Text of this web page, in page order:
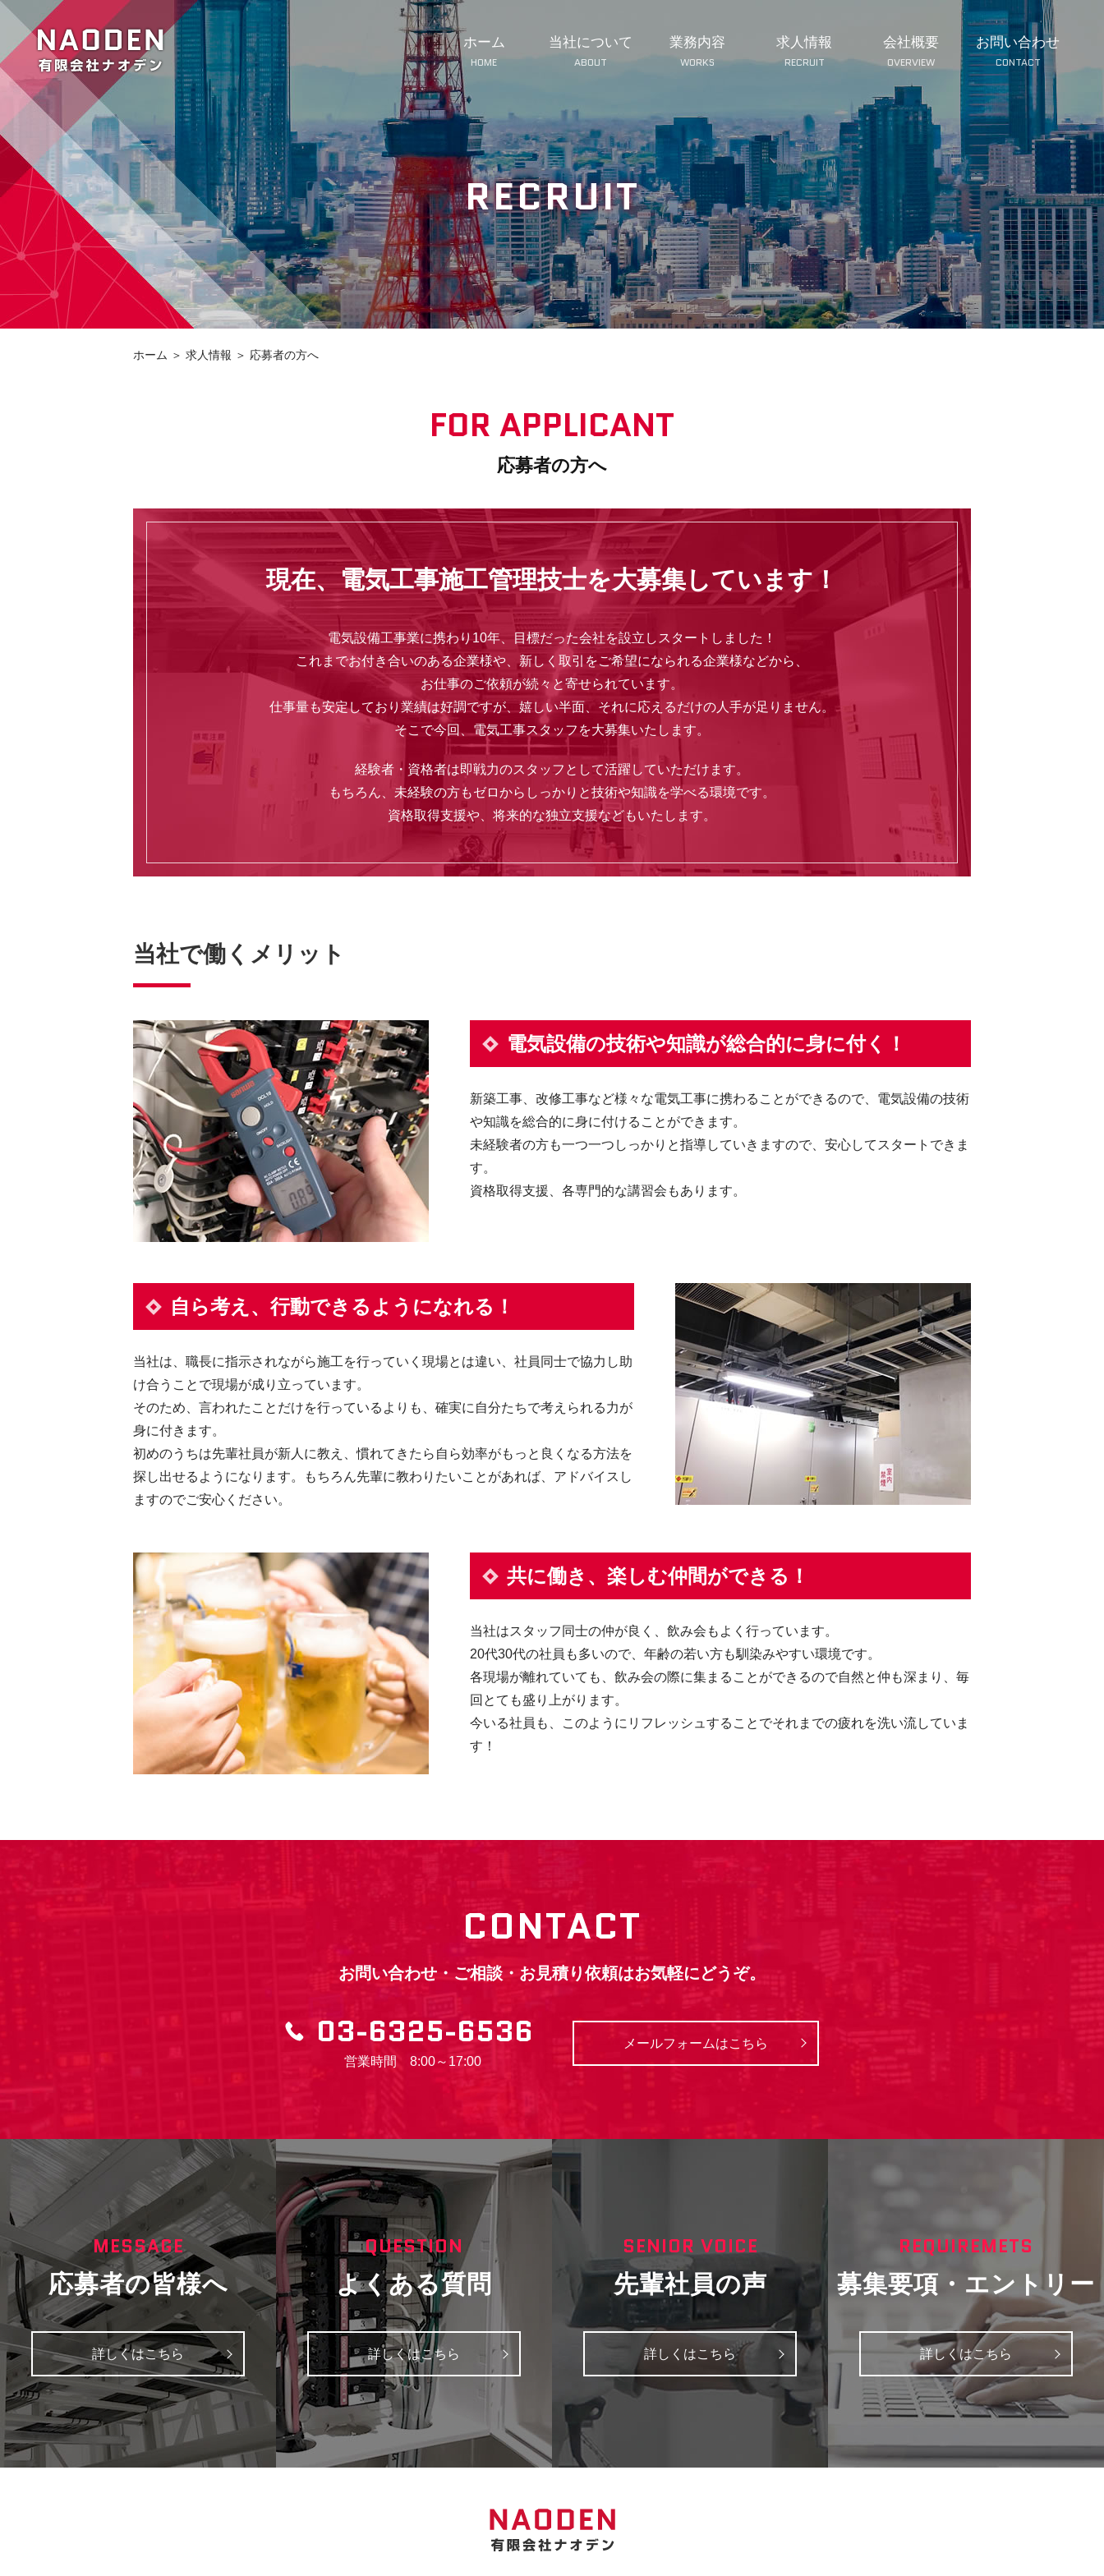
ホーム
HOME
当社について
ABOUT
業務内容
WORKS
求人情報
RECRUIT
会社概要
OVERVIEW
お問い合わせ
CONTACT
RECRUIT
ホーム ＞ 求人情報 ＞ 応募者の方へ
FOR APPLICANT
応募者の方へ
現在、電気工事施工管理技士を大募集しています！
電気設備工事業に携わり10年、目標だった会社を設立しスタートしました！
これまでお付き合いのある企業様や、新しく取引をご希望になられる企業様などから、
お仕事のご依頼が続々と寄せられています。
仕事量も安定しており業績は好調ですが、嬉しい半面、それに応えるだけの人手が足りません。
そこで今回、電気工事スタッフを大募集いたします。
経験者・資格者は即戦力のスタッフとして活躍していただけます。
もちろん、未経験の方もゼロからしっかりと技術や知識を学べる環境です。
資格取得支援や、将来的な独立支援などもいたします。
当社で働くメリット
電気設備の技術や知識が総合的に身に付く！
新築工事、改修工事など様々な電気工事に携わることができるので、電気設備の技術
や知識を総合的に身に付けることができます。
未経験者の方も一つ一つしっかりと指導していきますので、安心してスタートできま
す。
資格取得支援、各専門的な講習会もあります。
自ら考え、行動できるようになれる！
当社は、職長に指示されながら施工を行っていく現場とは違い、社員同士で協力し助
け合うことで現場が成り立っています。
そのため、言われたことだけを行っているよりも、確実に自分たちで考えられる力が
身に付きます。
初めのうちは先輩社員が新人に教え、慣れてきたら自ら効率がもっと良くなる方法を
探し出せるようになります。もちろん先輩に教わりたいことがあれば、アドバイスし
ますのでご安心ください。
共に働き、楽しむ仲間ができる！
当社はスタッフ同士の仲が良く、飲み会もよく行っています。
20代30代の社員も多いので、年齢の若い方も馴染みやすい環境です。
各現場が離れていても、飲み会の際に集まることができるので自然と仲も深まり、毎
回とても盛り上がります。
今いる社員も、このようにリフレッシュすることでそれまでの疲れを洗い流していま
す！
CONTACT
お問い合わせ・ご相談・お見積り依頼はお気軽にどうぞ。
03-6325-6536
営業時間 8:00～17:00
メールフォームはこちら
MESSAGE
応募者の皆様へ
詳しくはこちら
QUESTION
よくある質問
詳しくはこちら
SENIOR VOICE
先輩社員の声
詳しくはこちら
REQUIREMETS
募集要項・エントリー
詳しくはこちら